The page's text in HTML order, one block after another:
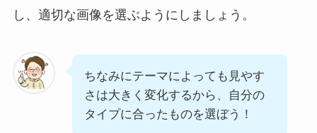
し、適切な画像を選ぶようにしましょう。
ちなみにテーマによっても見やす
さは大きく変化するから、自分の
タイプに合ったものを選ぼう！